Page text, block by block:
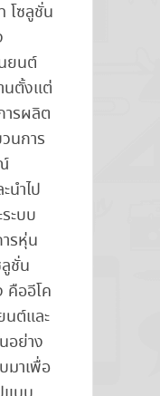
โซลูชั่น
ยนต์
นตั้งแต่
ารผลิต
นการ
นำไป
ะบบ
รหุ่น
ชั่น
คืออีโค
นต์และ
อย่าง
มาเพื่อ